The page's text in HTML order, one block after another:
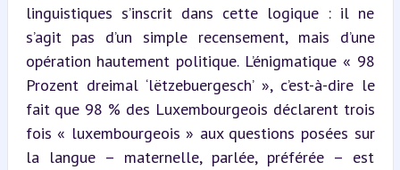
linguistiques s’inscrit dans cette logique : il ne
s’agit pas d’un simple recensement, mais d’une
opération hautement politique. L’énigmatique « 98
Prozent dreimal ‘lëtzebuergesch’ », c’est-à-dire le
fait que 98 % des Luxembourgeois déclarent trois
fois « luxembourgeois » aux questions posées sur
la langue – maternelle, parlée, préférée – est